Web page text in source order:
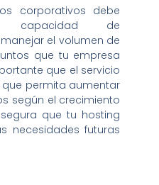
corporativos debe
capacidad de
el volumen de
que tu empresa
que el servicio
que permita aumentar
según el crecimiento
que tu hosting
necesidades futuras